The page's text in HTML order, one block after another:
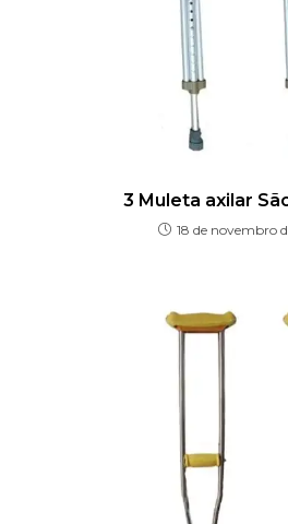
3 Muleta axilar
18 de novembro